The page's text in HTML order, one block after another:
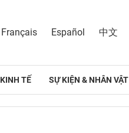
Français Español 中文
KINH TẾ SỰ KIỆN & NHÂN VẬT